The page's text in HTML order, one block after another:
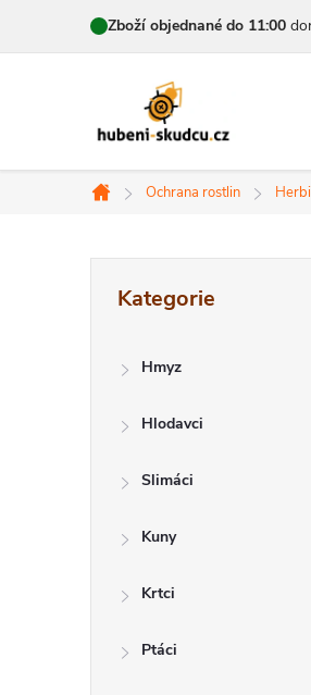
Zboží objednané do 11:00
Domů
Ochrana rostlin
kategorie
Kategorie
Hmyz
Hlodavci
Slimáci
Kuny
Krtci
Ptáci